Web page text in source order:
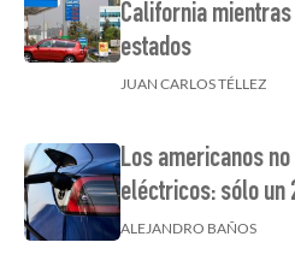
California
estados
JUAN CARLOS TÉLLEZ
Los americanos
eléctricos: sólo un
ALEJANDRO BAÑOS